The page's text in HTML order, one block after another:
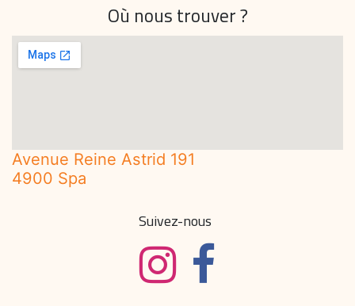
Où nous trouver ?
Avenue Reine Astrid 191
4900 Spa
Suivez-nous